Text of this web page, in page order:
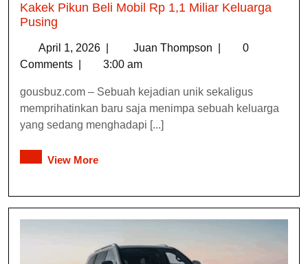
Kakek Pikun Beli Mobil Rp 1,1 Miliar Keluarga
Pusing
April 1, 2026 Juan Thompson
0
Comments
3:00 am
gousbuz.com – Sebuah kejadian unik sekaligus
memprihatinkan baru saja menimpa sebuah keluarga
yang sedang menghadapi [...]
View More